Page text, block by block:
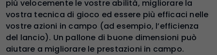
più velocemente le vostre abilità, migliorare la
vostra tecnica di gioco ed essere più efficaci nelle
vostre azioni in campo (ad esempio, l’efficienza
del lancio). Un pallone di buone dimensioni può
aiutare a migliorare le prestazioni in campo.